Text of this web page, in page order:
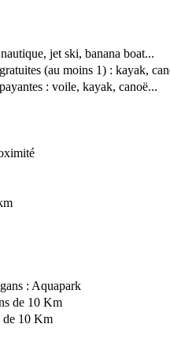
jet ski, banana boat...
(au moins 1) : kayak,
: voile, kayak, canoë...
: Aquapark
de 10 Km
de 10 Km